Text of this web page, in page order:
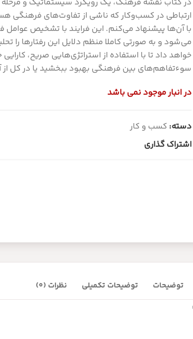
ارتباطی در ‌کسب‌وکار که ناشی از تفاوت‌های فرهنگی
با آن‌ها پیشنهاد می‌کنم. این فرایند با تشخیص عوامل
می‌شود و به صورتی کاملا منظم دلایل این رفتارها را
خواهد داد تا با استفاده از استراتژی‌هایی صریح،
سوءتفاهم‌های بین فرهنگی بهبود ببخشید یا در کل از
در انبار موجود نمی باشد
دسته: کسب و کار
اشتراک گذاری
توضیحات توضیحات تکمیلی نظرات (0)